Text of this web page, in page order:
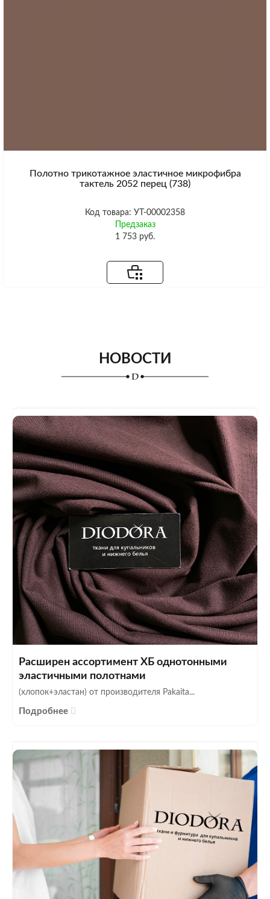
Полотно трикотажное эластичное микрофибра
тактель 2052 перец (738)
Код товара: УТ-00002358
Предзаказ
1 753 руб.
НОВОСТИ
Расширен ассортимент ХБ однотонными
эластичными полотнами
(хлопок+эластан) от производителя Pakaita...
Подробнее